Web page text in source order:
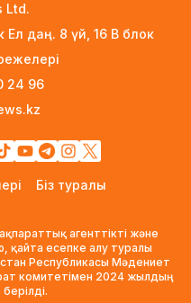
бойкот
Украинаға қару
үлесі
Ltd.
Ел даң. 8 үй, 16 B блок
24 96
Біз туралы
агенттікті және
қайта есепке алу туралы
Республикасы Мәдениет
комитетімен 2024 жылдың